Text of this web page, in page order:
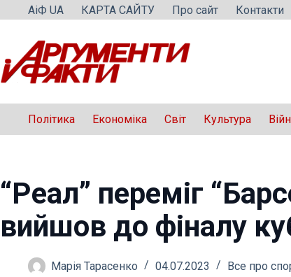
Перейти
вмісту
АіФ UA КАРТА САЙТУ Про сайт Контакти
Політика Економіка Світ Культура
“Реал” переміг
вийшов до фіналу
Марія Тарасенко 04.07.2023 Все про